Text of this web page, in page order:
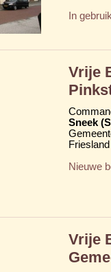
In gebruik
Vrije
Sneek
Friesland
Nieuwe
Vrije